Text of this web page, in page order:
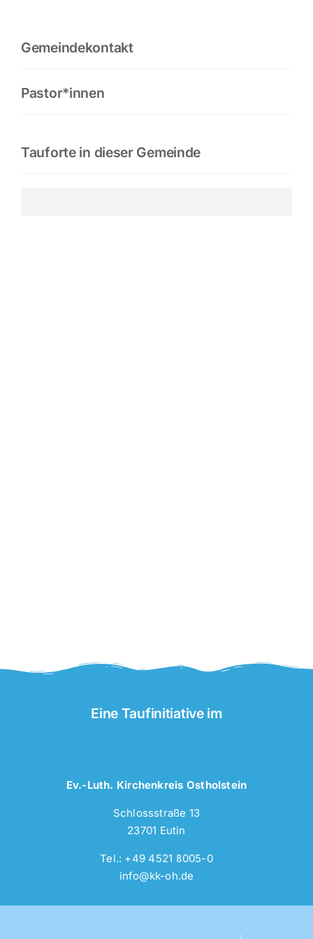
Gemeindekontakt
Pastor*innen
Tauforte in dieser Gemeinde
Eine Taufinitiative im
Ev.-Luth. Kirchenkreis Ostholstein
Schlossstraße 13
23701 Eutin
Tel.: +49 4521 8005-0
info@kk-oh.de